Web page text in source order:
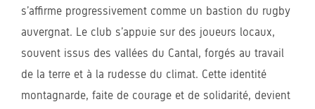
s’affirme progressivement comme un bastion du rugby
auvergnat. Le club s’appuie sur des joueurs locaux,
souvent issus des vallées du Cantal, forgés au travail
de la terre et à la rudesse du climat. Cette identité
montagnarde, faite de courage et de solidarité, devient